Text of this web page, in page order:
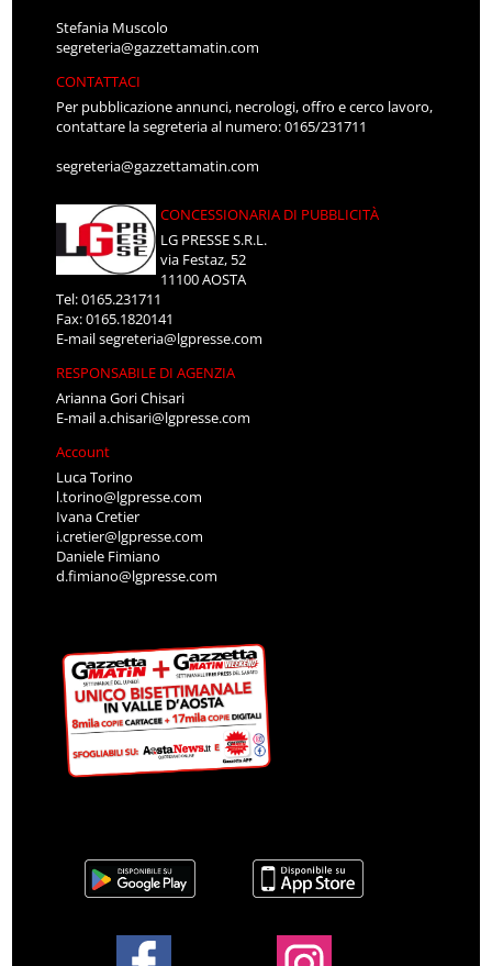
Stefania Muscolo
segreteria@gazzettamatin.com
CONTATTACI
Per pubblicazione annunci, necrologi, offro e cerco lavoro,
contattare la segreteria al numero: 0165/231711
segreteria@gazzettamatin.com
CONCESSIONARIA DI PUBBLICITÀ
LG PRESSE S.R.L.
via Festaz, 52
11100 AOSTA
Tel: 0165.231711
Fax: 0165.1820141
E-mailsegreteria@lgpresse.com
RESPONSABILE DI AGENZIA
Arianna Gori Chisari
E-maila.chisari@lgpresse.com
Account
Luca Torino
l.torino@lgpresse.com
Ivana Cretier
i.cretier@lgpresse.com
Daniele Fimiano
d.fimiano@lgpresse.com